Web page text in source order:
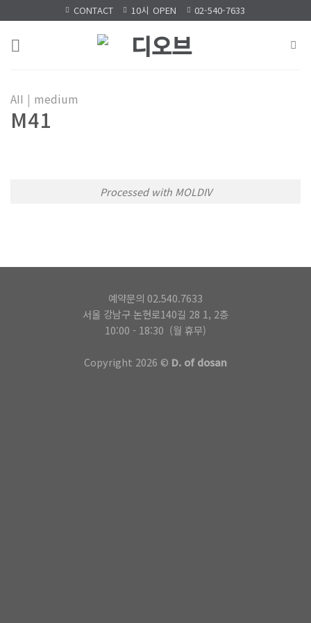
to
content
CONTACT 10시 OPEN 02-540-7633
AII | medium
M41
Processed with MOLDIV
예약문의 02.540.7633
서울 강남구 논현로140길 28 1, 2층
10:00 - 18:30 (월 휴무)
Copyright 2026 © D. of dosan